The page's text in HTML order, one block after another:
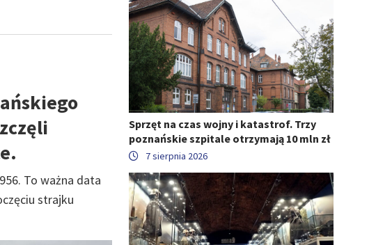
To ważna data
strajku
Sprzęt na czas wojny i katastrof. Trzy
poznańskie szpitale otrzymają 10 mln zł
7 sierpnia 2026